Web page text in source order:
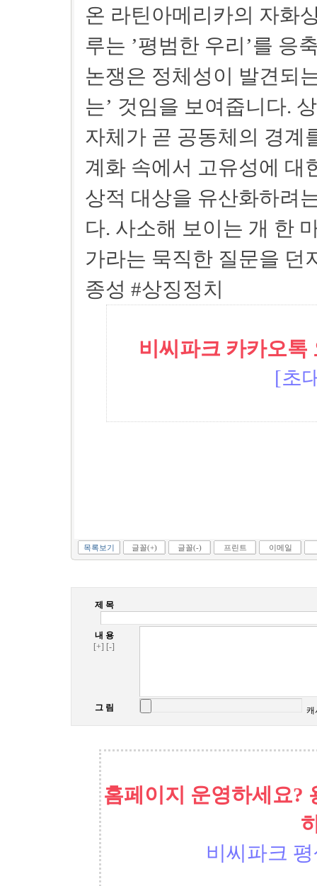
온 라틴아메리카의 자화
루는 ’평범한 우리’를 응
논쟁은 정체성이 발견되
는’ 것임을 보여줍니다.
자체가 곧 공동체의 경계
계화 속에서 고유성에 대
상적 대상을 유산화하려
다. 사소해 보이는 개 한
가라는 묵직한 질문을 던
종성 #상징정치
비씨파크 카카오톡
[초
목록보기 글꼴(+) 글꼴(-) 프린트 이메일
제 목
내 용
[+] [-]
그 림 캐
홈페이지 운영하세요?
비씨파크